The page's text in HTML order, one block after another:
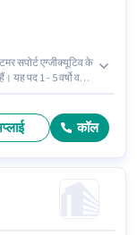
सपोर्ट एग्जीक्यूटिव के
पद 1 - 5 वर्षो वर्ष
कॉल